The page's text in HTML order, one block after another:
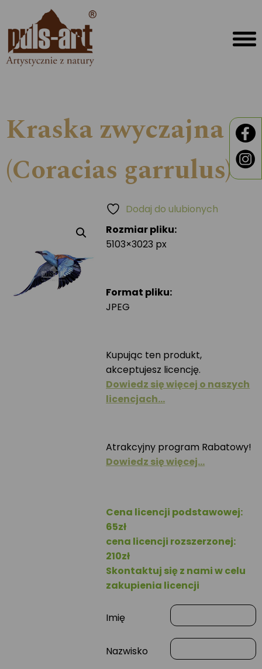
Kraska zwyczajna
(Coracias garrulus)
Rozmiar pliku:
5103×3023 px
Format pliku:
JPEG
Kupując ten produkt,
akceptujesz licencję.
Dowiedz się więcej o naszych
licencjach…
Atrakcyjny program Rabatowy!
Dowiedz się więcej…
Cena licencji podstawowej:
65zł
cena licencji rozszerzonej:
210zł
Skontaktuj się z nami w celu
zakupienia licencji
Imię
Nazwisko
Dodaj do ulubionych